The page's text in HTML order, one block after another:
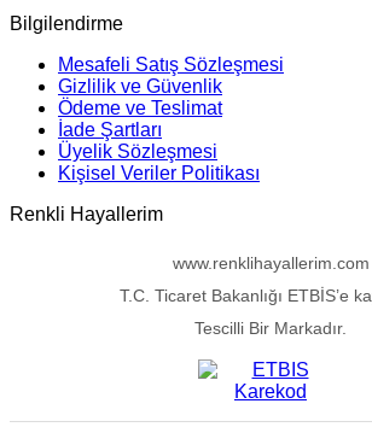
Bilgilendirme
Mesafeli Satış Sözleşmesi
Gizlilik ve Güvenlik
Ödeme ve Teslimat
İade Şartları
Üyelik Sözleşmesi
Kişisel Veriler Politikası
Renkli Hayallerim
www.renklihayallerim.com
T.C. Ticaret Bakanlığı ETBİS’e
Tescilli Bir Markadır.